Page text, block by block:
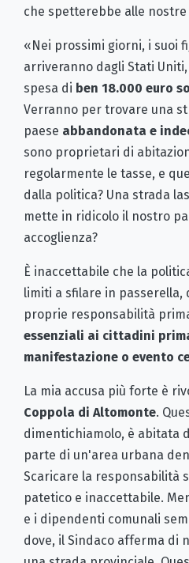
che spetterebbe alle
«Nei prossimi giorni, i suoi
arriveranno dagli Stati
spesa di ben 18.000 euro
Verranno per trovare una
paese abbandonata e
sono proprietari di
regolarmente le tasse, e
dalla politica? Una strada
mette in ridicolo il nostro
accoglienza?
È inaccettabile che la
limiti a sfilare in passerella,
proprie responsabilità
essenziali ai cittadini
manifestazione o evento
La mia accusa più forte è
Coppola di Altomonte.
dimentichiamolo, è abitata
parte di un'area urbana
Scaricare la responsabilità
patetico e inaccettabile.
e i dipendenti comunali
dove, il Sindaco afferma di